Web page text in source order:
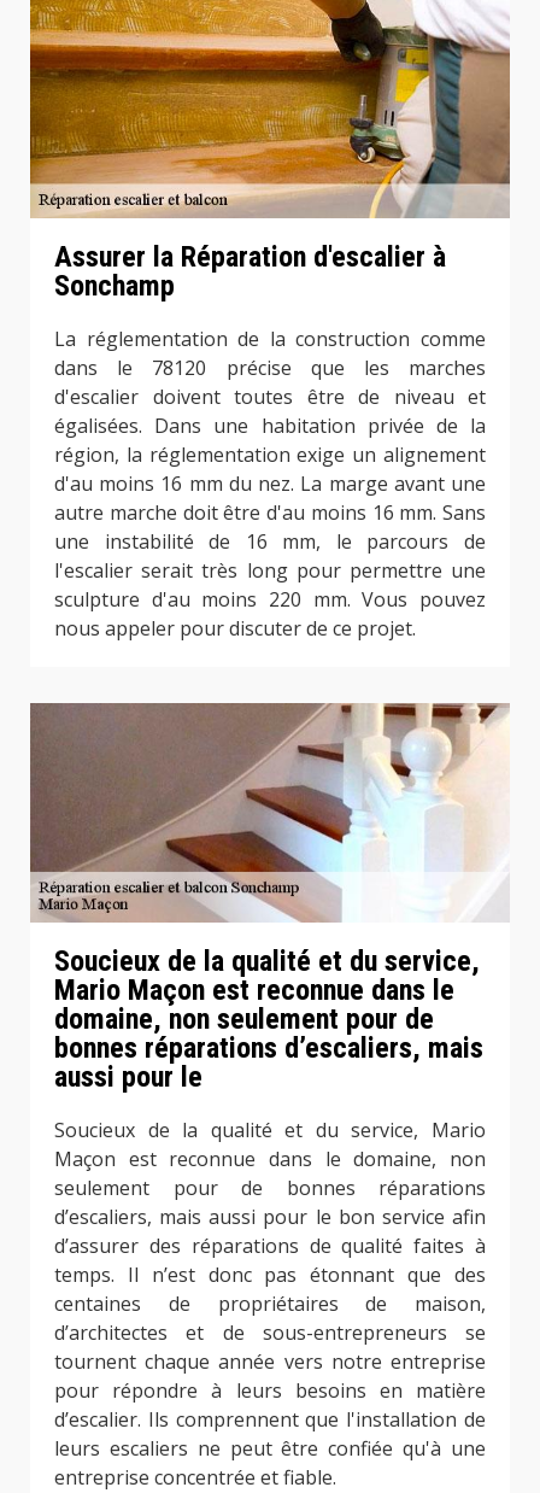
Assurer la Réparation d'escalier à
Sonchamp
La réglementation de la construction comme
dans le 78120 précise que les marches
d'escalier doivent toutes être de niveau et
égalisées. Dans une habitation privée de la
région, la réglementation exige un alignement
d'au moins 16 mm du nez. La marge avant une
autre marche doit être d'au moins 16 mm. Sans
une instabilité de 16 mm, le parcours de
l'escalier serait très long pour permettre une
sculpture d'au moins 220 mm. Vous pouvez
nous appeler pour discuter de ce projet.
Soucieux de la qualité et du service,
Mario Maçon est reconnue dans le
domaine, non seulement pour de
bonnes réparations d’escaliers, mais
aussi pour le
Soucieux de la qualité et du service, Mario
Maçon est reconnue dans le domaine, non
seulement pour de bonnes réparations
d’escaliers, mais aussi pour le bon service afin
d’assurer des réparations de qualité faites à
temps. Il n’est donc pas étonnant que des
centaines de propriétaires de maison,
d’architectes et de sous-entrepreneurs se
tournent chaque année vers notre entreprise
pour répondre à leurs besoins en matière
d’escalier. Ils comprennent que l'installation de
leurs escaliers ne peut être confiée qu'à une
entreprise concentrée et fiable.